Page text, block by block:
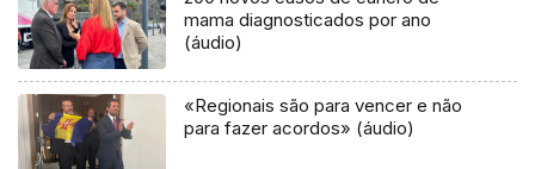
mama diagnosticados por ano
(áudio)
«Regionais são para vencer e não
para fazer acordos» (áudio)